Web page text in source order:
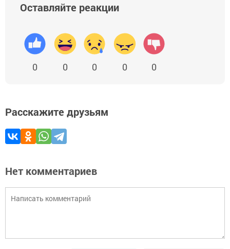
Оставляйте реакции
0 0 0 0 0
Расскажите друзьям
Нет комментариев